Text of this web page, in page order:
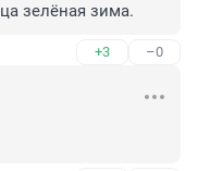
зелёная зима.
+3 –0